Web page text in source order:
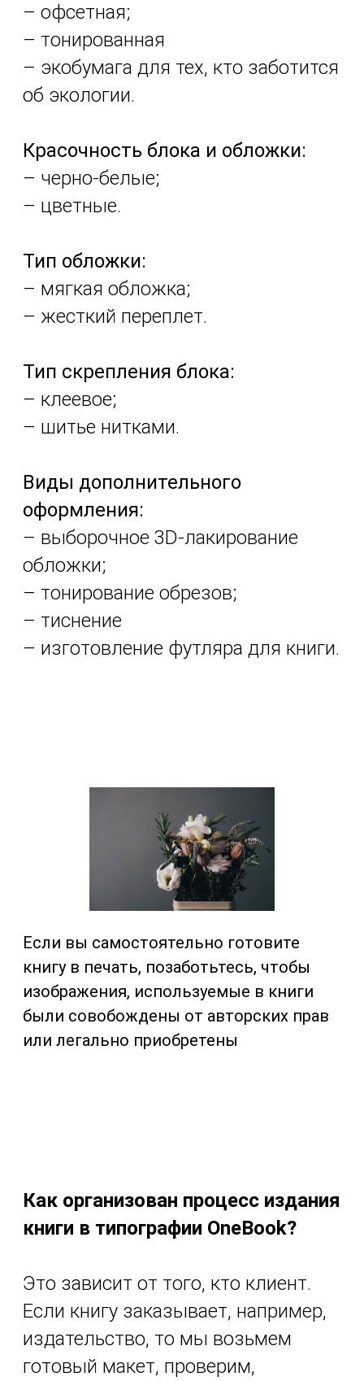
– офсетная;
– тонированная
– экобумага для тех, кто заботится
об экологии.
Красочность блока и обложки:
– черно-белые;
– цветные.
Тип обложки:
– мягкая обложка;
– жесткий переплет.
Тип скрепления блока:
– клеевое;
– шитье нитками.
Виды дополнительного
оформления:
– выборочное 3D-лакирование
обложки;
– тонирование обрезов;
– тиснение
– изготовление футляра для книги.
Если вы самостоятельно готовите
книгу в печать, позаботьтесь, чтобы
изображения, используемые в книги
были совобождены от авторских прав
или легально приобретены
Как организован процесс издания
книги в типографии OneBook?
Это зависит от того, кто клиент.
Если книгу заказывает, например,
издательство, то мы возьмем
готовый макет, проверим,